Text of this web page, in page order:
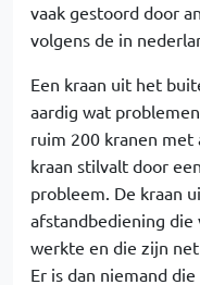
vaak gestoord door
volgens de in
Een kraan uit het
aardig wat
ruim 200 kranen met
kraan stilvalt door
probleem. De kraan
afstandbediening die
werkte en die zijn
Er is dan niemand